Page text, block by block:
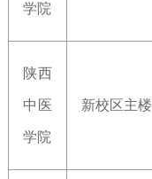
学院
陕西
中医
学院
新校区主楼